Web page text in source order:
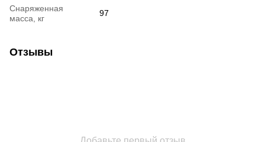
Снаряженная
масса, кг
97
Отзывы